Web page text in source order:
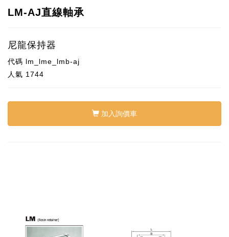
LM-AJ直線軸承
尼龍保持器
代碼 lm_lme_lmb-aj
人氣 1744
加入詢價車